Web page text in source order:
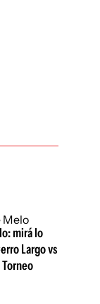
mirá lo
Largo vs